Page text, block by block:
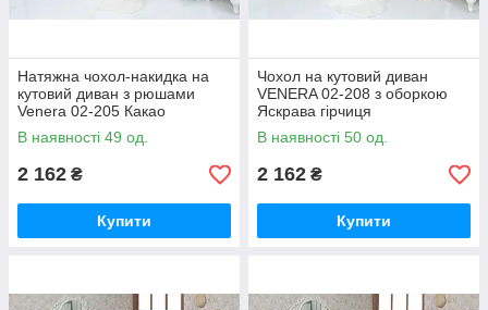
Натяжна чохол-накидка на
кутовий диван з рюшами
Venera 02-205 Какао
В наявності 49 од.
2 162 ₴
Купити
Чохол на кутовий диван
VENERA 02-208 з оборкою
Яскрава гірчиця
В наявності 50 од.
2 162 ₴
Купити